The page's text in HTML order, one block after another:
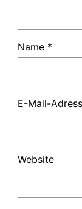
Name *
E-Mail-
Website